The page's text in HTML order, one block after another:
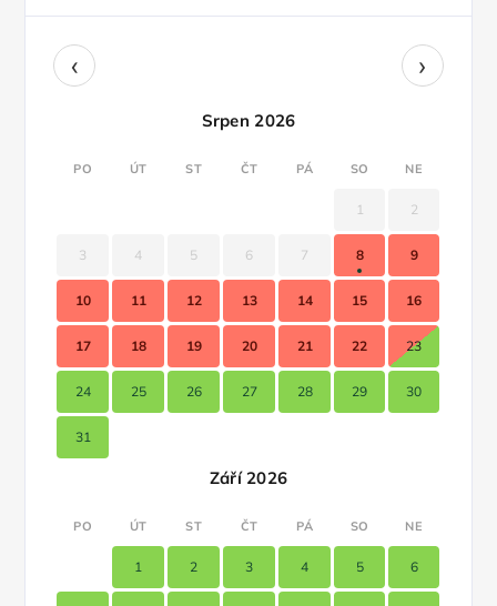
‹ ›
Srpen 2026
PO ÚT ST ČT PÁ SO NE
1 2
3 4 5 6 7 8 9
10 11 12 13 14 15 16
17 18 19 20 21 22 23
24 25 26 27 28 29 30
31
Září 2026
PO ÚT ST ČT PÁ SO NE
1 2 3 4 5 6